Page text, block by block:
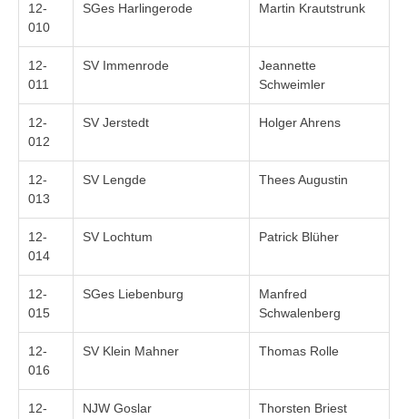
12-
010
SGes Harlingerode Martin Krautstrunk
12-
011
SV Immenrode
Jeannette
Schweimler
12-
012
SV Jerstedt Holger Ahrens
12-
013
SV Lengde Thees Augustin
12-
014
SV Lochtum Patrick Blüher
12-
015
SGes Liebenburg
Manfred
Schwalenberg
12-
016
SV Klein Mahner Thomas Rolle
12-
NJW Goslar Thorsten Briest